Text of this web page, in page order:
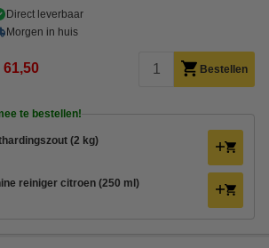
Direct leverbaar
Morgen in huis
61,50 Bestellen
te bestellen!
(2 kg)
reiniger citroen (250 ml)